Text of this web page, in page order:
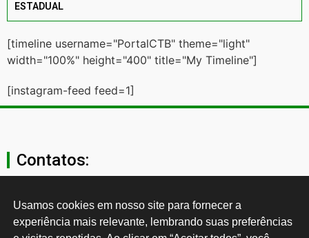
ESTADUAL
[timeline username="PortalCTB" theme="light"
width="100%" height="400" title="My Timeline"]
[instagram-feed feed=1]
Contatos:
secgeral@ctb.org.br
11 3874-0040
Usamos cookies em nosso site para fornecer a
experiência mais relevante, lembrando suas preferências